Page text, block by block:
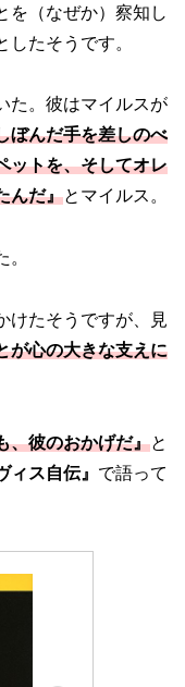
を（なぜか）察知し
たそうです。
た。彼はマイルスが
ぼんだ手を差しのべ
ットを、そしてオレ
んだ』とマイルス。
。
けたそうですが、見
が心の大きな支えに
、彼のおかげだ』と
ィス自伝』 で語って